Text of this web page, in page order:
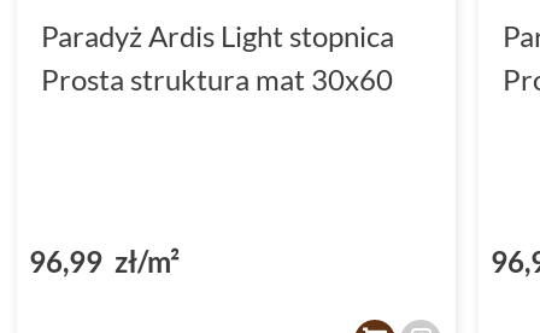
Paradyż Ardis Light stopnica
Prosta struktura mat 30x60
96,99 zł/m²